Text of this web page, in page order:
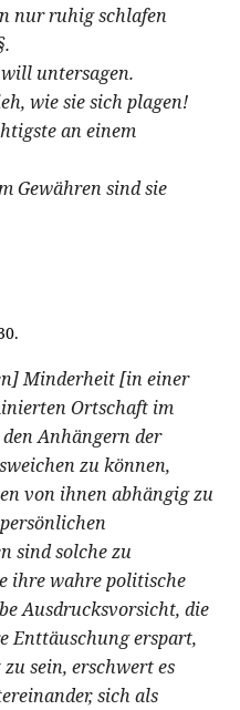
nur ruhig schlafen
will untersagen.
wie sie sich plagen!
an einem
Gewähren sind sie
Minderheit [in einer
Ortschaft im
Anhängern der
zu können,
von ihnen abhängig zu
sind solche zu
ihre wahre politische
Ausdrucksvorsicht, die
Enttäuschung erspart,
sein, erschwert es
sich als